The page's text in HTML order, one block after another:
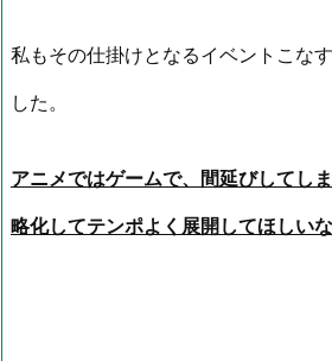
私もその仕掛けとなるイベントこな
した。
アニメではゲームで、間延びしてし
略化してテンポよく展開してほしい